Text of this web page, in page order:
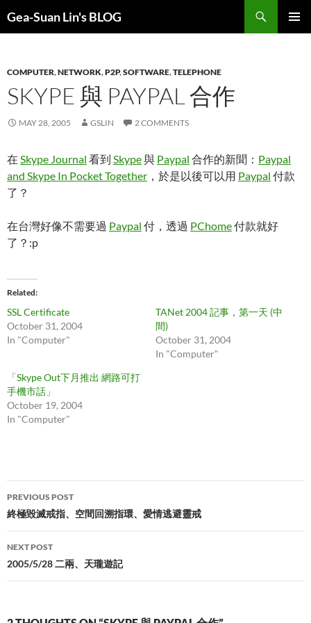
Gea-Suan Lin's BLOG
COMPUTER,NETWORK,P2P,SOFTWARE,TELEPHONE
SKYPE 與 PAYPAL 合作
MAY 28, 2005 GSLIN 2 COMMENTS
在 Skype Journal 看到 Skype與 Paypal 合作的新聞： Paypal
and Skype In Pocket Together ，於是以後可以用 Paypal 付款
了？
在台灣好像不需要過 Paypal 付，透過 PChome付款就好
了？:p
Related
SSL Certificate
October 31, 2004
In "Computer"
TANet 2004 記事，第一天 (中
間)
October 31, 2004
In "Computer"
「Skype Out下月推出 網路可打
手機市話」
October 19, 2004
In "Computer"
Post
navigation
PREVIOUS POST
終極毀滅戒指、空間回溯指環、愛情逃避靈戒
NEXT POST
2005/5/28 二兩、天瓏遊記